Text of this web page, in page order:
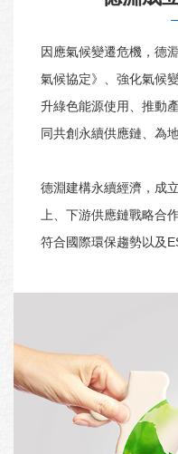
因應氣候變遷危機，德
氣候協定》、強化氣候
升綠色能源使用、推動
同共創永續供應鏈、為
德淵建構永續經濟，成
上、下游供應鏈戰略合
符合國際環保趨勢以及